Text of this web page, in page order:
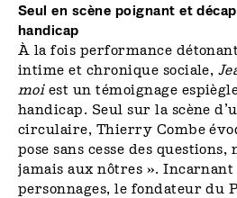
Seul en scène poignant et
handicap
À la fois performance
intime et chronique sociale,
moiest un témoignage
handicap. Seul sur la scène
circulaire, Thierry Combe
pose sans cesse des questions,
jamais aux nôtres ».
personnages, le fondateur du